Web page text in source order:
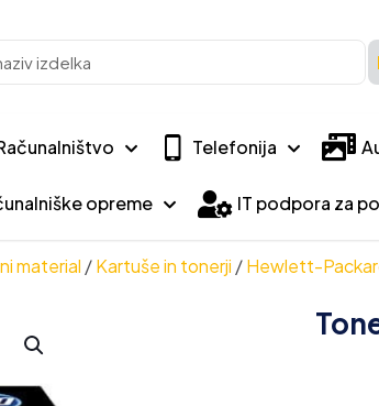
Telefonija
opreme IT podpora za
material /Kartuše in tonerji /Hewlett-